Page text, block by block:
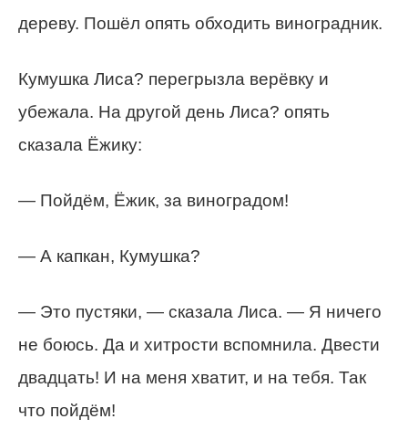
дереву. Пошёл опять обходить виноградник.
Кумушка Лиса? перегрызла верёвку и
убежала. На другой день Лиса? опять
сказала Ёжику:
— Пойдём, Ёжик, за виноградом!
— А капкан, Кумушка?
— Это пустяки, — сказала Лиса. — Я ничего
не боюсь. Да и хитрости вспомнила. Двести
двадцать! И на меня хватит, и на тебя. Так
что пойдём!